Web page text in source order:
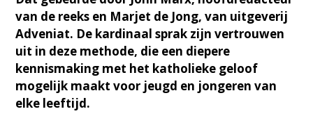
van de reeks en Marjet de Jong, van uitgeverij
Adveniat. De kardinaal sprak zijn vertrouwen
uit in deze methode, die een diepere
kennismaking met het katholieke geloof
mogelijk maakt voor jeugd en jongeren van
elke leeftijd.